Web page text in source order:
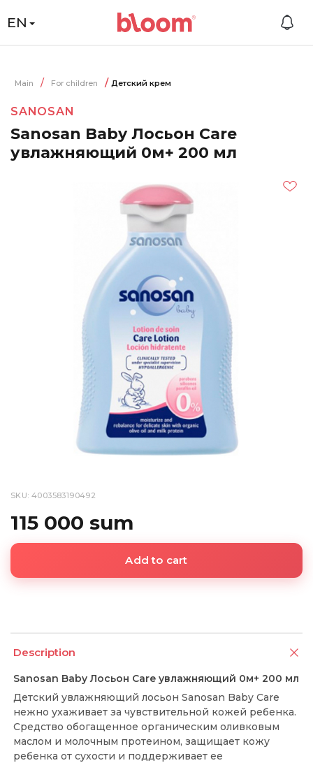
EN
Main For children Детский крем
SANOSAN
Sanosan Baby Лосьон Care
увлажняющий 0м+ 200 мл
SKU: 4003583190492
115 000 sum
Add to cart
Description
Sanosan Baby Лосьон Care увлажняющий 0м+ 200 мл
Детский увлажняющий лосьон Sanosan Baby Care
нежно ухаживает за чувствительной кожей ребенка.
Средство обогащенное органическим оливковым
маслом и молочным протеином, защищает кожу
ребенка от сухости и поддерживает ее